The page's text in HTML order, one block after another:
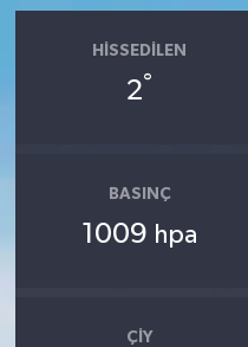
HISSEDILEN
2°
BASINÇ
1009 hpa
ÇIY